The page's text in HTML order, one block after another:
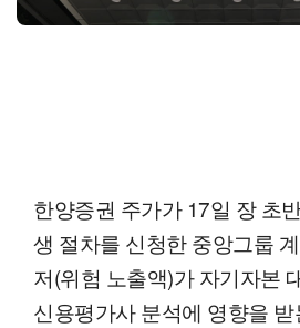
한양증권 주가가 17일 장 초
생 절차를 신청한 중앙그룹
저(위험 노출액)가 자기자본
신용평가사 분석에 영향을